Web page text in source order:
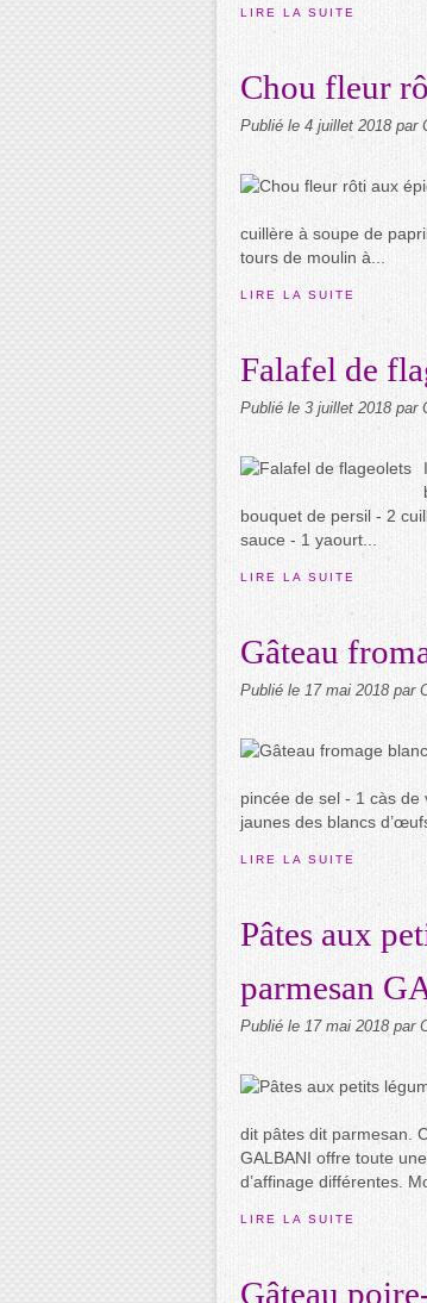
LIRE LA SUITE
Chou fleur
Publié le 4 juillet 2018 par
cuillère à soupe de
tours de moulin à...
LIRE LA SUITE
Falafel de
Publié le 3 juillet 2018 par
bouquet de persil - 2
sauce - 1 yaourt...
LIRE LA SUITE
Gâteau
Publié le 17 mai 2018 par
pincée de sel - 1 càs de
jaunes des blancs
LIRE LA SUITE
Pâtes aux
parmesan
Publié le 17 mai 2018 par
dit pâtes dit parmesan.
GALBANI offre toute
d’affinage différentes.
LIRE LA SUITE
Gâteau